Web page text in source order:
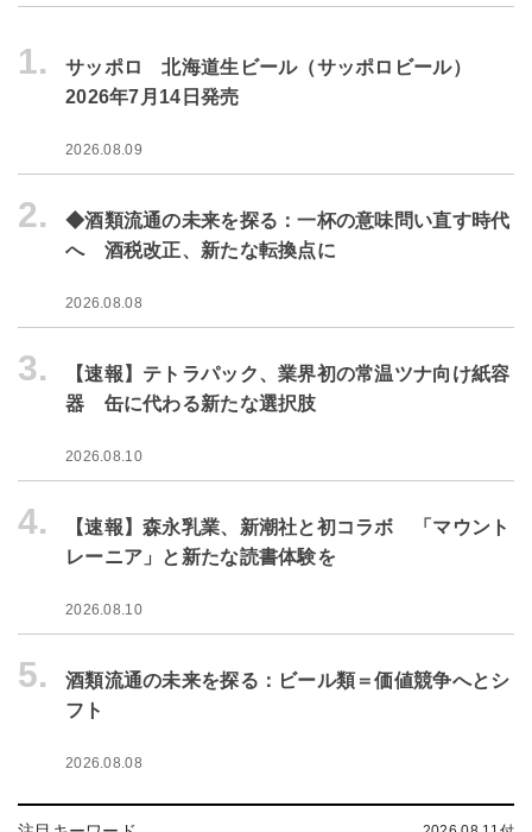
1.
サッポロ 北海道生ビール（サッポロビール）
2026年7月14日発売
2026.08.09
2.
◆酒類流通の未来を探る：一杯の意味問い直す時代
へ 酒税改正、新たな転換点に
2026.08.08
3.
【速報】テトラパック、業界初の常温ツナ向け紙容
器 缶に代わる新たな選択肢
2026.08.10
4.
【速報】森永乳業、新潮社と初コラボ 「マウント
レーニア」と新たな読書体験を
2026.08.10
5.
酒類流通の未来を探る：ビール類＝価値競争へとシ
フト
2026.08.08